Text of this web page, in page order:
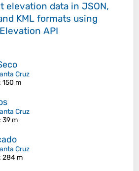
elevation data in JSON,
KML formats using
Elevation API
Cruz
: 150 m
Cruz
: 39 m
Cruz
: 284 m